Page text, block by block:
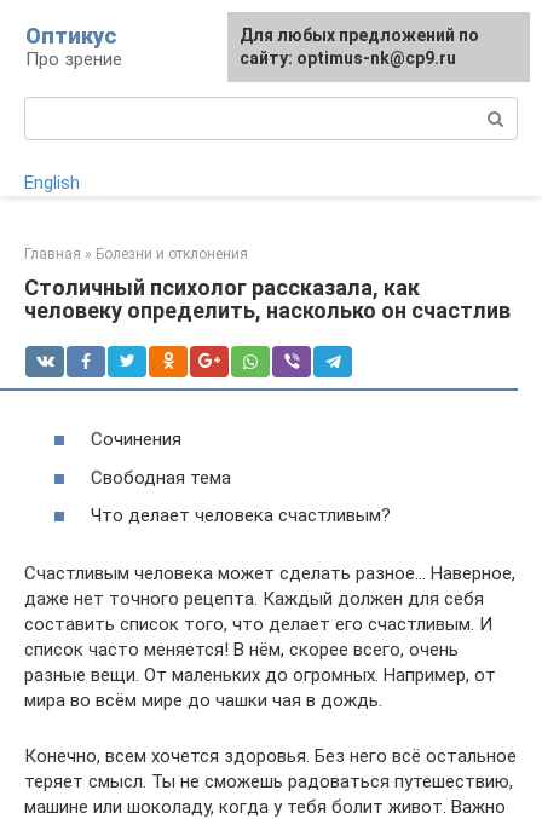
контенту
Оптикус
Про зрение
English
Главная » Болезни и отклонения
Столичный психолог рассказала, как
человеку определить, насколько он счастлив
Сочинения
Свободная тема
Что делает человека счастливым?
Счастливым человека может сделать разное… Наверное,
даже нет точного рецепта. Каждый должен для себя
составить список того, что делает его счастливым. И
список часто меняется! В нём, скорее всего, очень
разные вещи. От маленьких до огромных. Например, от
мира во всём мире до чашки чая в дождь.
Конечно, всем хочется здоровья. Без него всё остальное
теряет смысл. Ты не сможешь радоваться путешествию,
машине или шоколаду, когда у тебя болит живот. Важно
Для любых предложений по
сайту: optimus-nk@cp9.ru